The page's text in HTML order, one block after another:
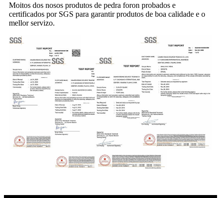
Moitos dos nosos produtos de pedra foron probados e
certificados por SGS para garantir produtos de boa calidade e o
mellor servizo.